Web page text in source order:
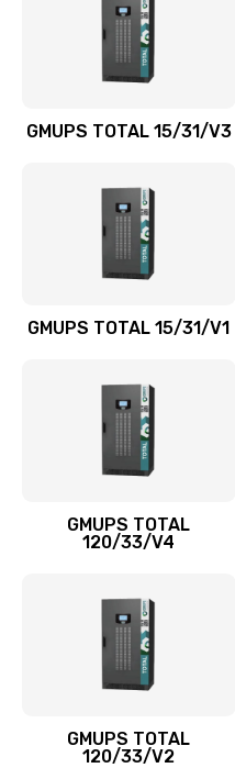
GMUPS TOTAL 15/31/V3
GMUPS TOTAL 15/31/V1
GMUPS TOTAL
120/33/V4
GMUPS TOTAL
120/33/V2